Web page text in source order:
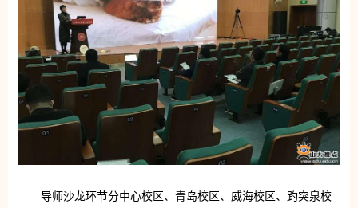
导师沙龙环节分中心校区、青岛校区、威海校区、趵突泉校